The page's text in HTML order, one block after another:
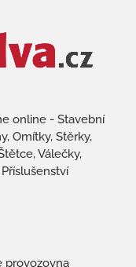
online - Stavební
Omítky, Stěrky,
Válečky,
provozovna